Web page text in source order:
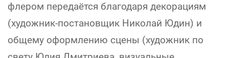
флером передаётся благодаря декорациям
(художник-постановщик Николай Юдин) и
общему оформлению сцены (художник по